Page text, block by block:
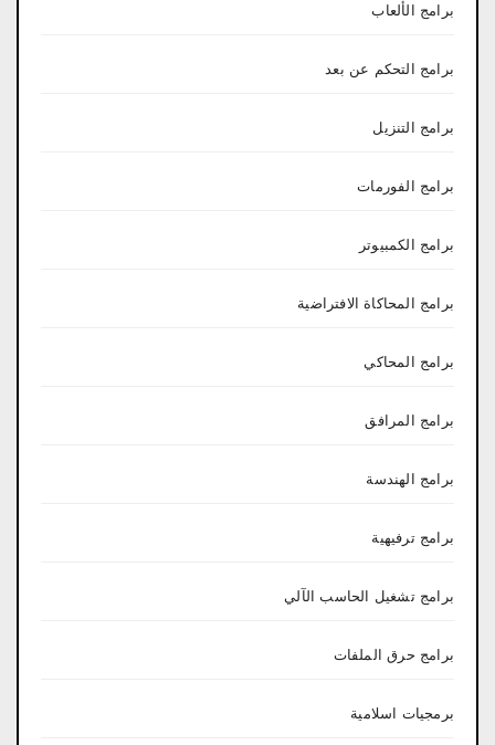
برامج الألعاب
برامج التحكم عن بعد
برامج التنزيل
برامج الفورمات
برامج الكمبيوتر
برامج المحاكاة الافتراضية
برامج المحاكي
برامج المرافق
برامج الهندسة
برامج ترفيهية
برامج تشغيل الحاسب الآلي
برامج حرق الملفات
برمجيات اسلامية